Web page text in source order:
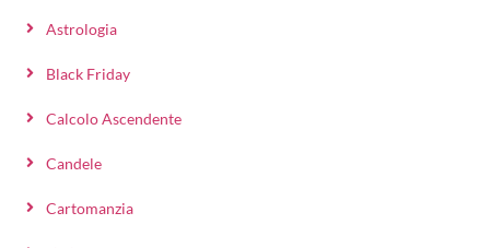
Astrologia
Black Friday
Calcolo Ascendente
Candele
Cartomanzia